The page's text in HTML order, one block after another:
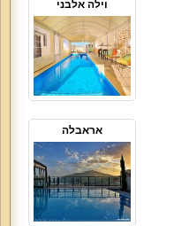
וילה אלבני
אראבלה